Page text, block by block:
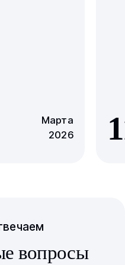
Марта
2026
вопросы